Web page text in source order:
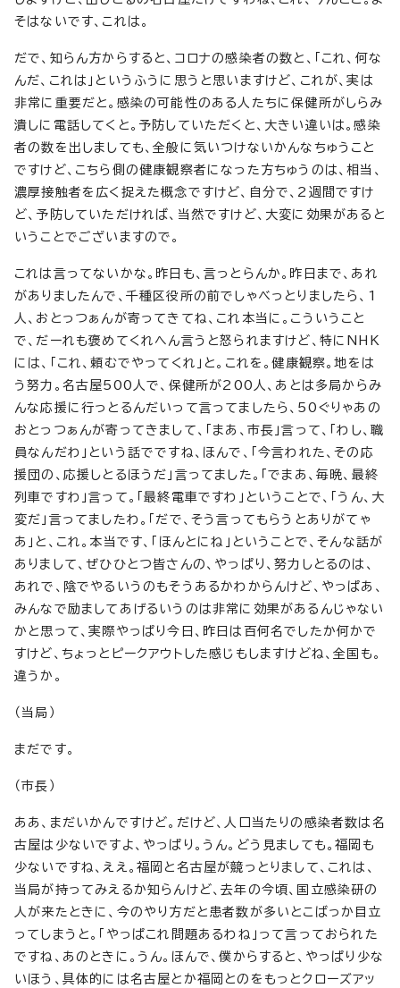
そはないです、これは。
だで、知らん方からすると、コロナの感染者の数と、「これ、何な
んだ、これは」というふうに思うと思いますけど、これが、実は
非常に重要だと。感染の可能性のある人たちに保健所がしらみ
潰しに電話してくと。予防していただくと、大きい違いは。感染
者の数を出しましても、全般に気いつけないかんなちゅうこと
ですけど、こちら側の健康観察者になった方ちゅうのは、相当、
濃厚接触者を広く捉えた概念ですけど、自分で、2週間ですけ
ど、予防していただければ、当然ですけど、大変に効果があると
いうことでございますので。
これは言ってないかな。昨日も、言っとらんか。昨日まで、あれ
がありましたんで、千種区役所の前でしゃべっとりましたら、1
人、おとっつぁんが寄ってきてね、これ本当に。こういうこと
で、だーれも褒めてくれへん言うと怒られますけど、特にNHK
には、「これ、頼むでやってくれ」と。これを。健康観察。地をは
う努力。名古屋500人で、保健所が200人、あとは多局からみ
んな応援に行っとるんだいって言ってましたら、50ぐりゃあの
おとっつぁんが寄ってきまして、「まあ、市長」言って、「わし、職
員なんだわ」という話でですね、ほんで、「今言われた、その応
援団の、応援しとるほうだ」言ってました。「でまあ、毎晩、最終
列車ですわ」言って。「最終電車ですわ」ということで、「うん、大
変だ」言ってましたわ。「だで、そう言ってもらうとありがてゃ
あ」と、これ。本当です、「ほんとにね」ということで、そんな話が
ありまして、ぜひひとつ皆さんの、やっぱり、努力しとるのは、
あれで、陰でやるいうのもそうあるかわからんけど、やっぱあ、
みんなで励ましてあげるいうのは非常に効果があるんじゃない
かと思って、実際やっぱり今日、昨日は百何名でしたか何かで
すけど、ちょっとピークアウトした感じもしますけどね、全国も。
違うか。
（当局）
まだです。
（市長）
ああ、まだいかんですけど。だけど、人口当たりの感染者数は名
古屋は少ないですよ、やっぱり。うん。どう見ましても。福岡も
少ないですね、ええ。福岡と名古屋が競っとりまして、これは、
当局が持ってみえるか知らんけど、去年の今頃、国立感染研の
人が来たときに、今のやり方だと患者数が多いとこばっか目立
ってしまうと。「やっぱこれ問題あるわね」って言っておられた
ですね、あのときに。うん。ほんで、僕からすると、やっぱり少な
いほう、具体的には名古屋とか福岡とのをもっとクローズアッ